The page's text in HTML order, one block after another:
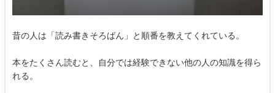
昔の人は「読み書きそろばん」と順番を教えてくれている。
本をたくさん読むと、自分では経験できない他の人の知識を得ら
れる。